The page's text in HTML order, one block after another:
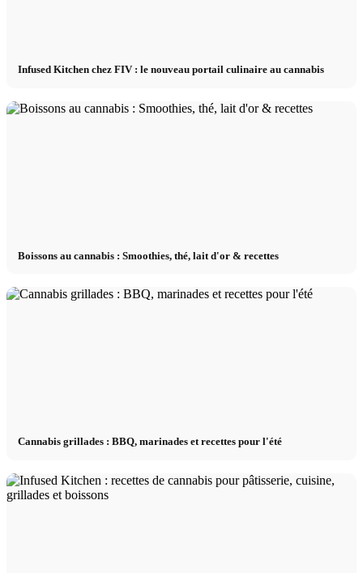
Infused Kitchen chez FIV : le nouveau portail culinaire au cannabis
Boissons au cannabis : Smoothies, thé, lait d'or & recettes
Cannabis grillades : BBQ, marinades et recettes pour l'été